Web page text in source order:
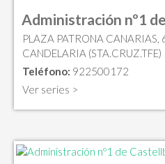
Administración nº1
PLAZA PATRONA CANARIAS,
CANDELARIA (STA.CRUZ.TFE)
Teléfono: 922500172
Ver series >